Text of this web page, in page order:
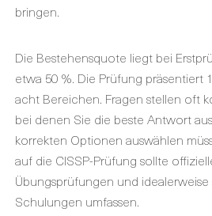
bringen.
Die Bestehensquote liegt bei
etwa 50 %. Die Prüfung präsentiert
acht Bereichen. Fragen stellen oft
bei denen Sie die beste Antwort
korrekten Optionen auswählen
auf die CISSP-Prüfung sollte
Übungsprüfungen und
Schulungen umfassen.